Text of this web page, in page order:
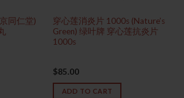
同仁堂)
穿心莲消炎片 1000s (Nature’s
Green) 绿叶牌 穿心莲抗炎片
1000s
$85.00
ADD TO CART